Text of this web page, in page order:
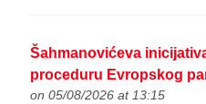
Šahmanovićeva
proceduru Evropskog
on 05/08/2026 at 13:15